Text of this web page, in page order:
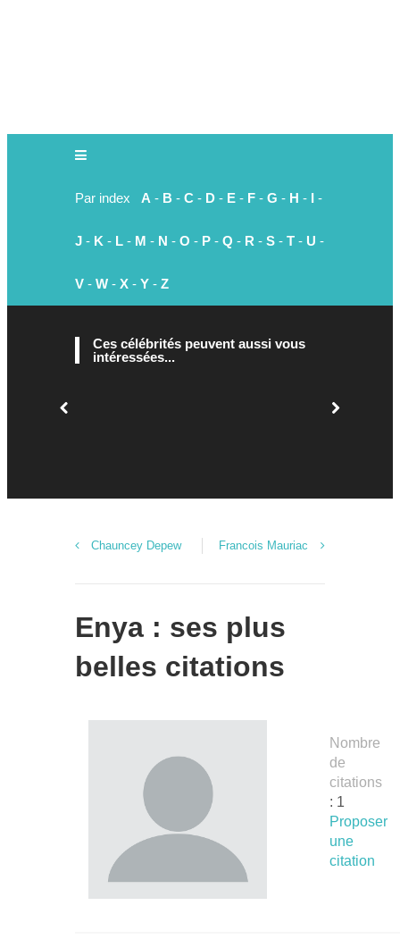
Par index A - B - C - D - E - F - G - H - I -
J - K - L - M - N - O - P - Q - R - S - T - U -
V - W - X - Y - Z
Ces célébrités peuvent aussi vous
intéressées...
Chauncey Depew Francois Mauriac
Enya : ses plus
belles citations
Nombre
de
citations
: 1
Proposer
une
citation